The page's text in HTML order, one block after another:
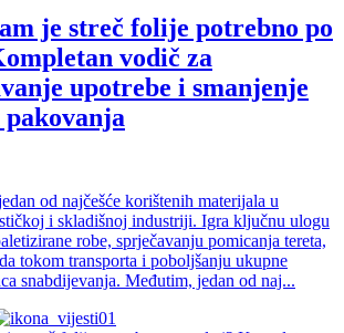
je streč folije potrebno po
vodič za
upotrebe i smanjenje
od najčešće korištenih materijala u
i skladišnoj industriji. Igra ključnu ulogu
robe, sprječavanju pomicanja tereta,
tokom transporta i poboljšanju ukupne
snabdijevanja. Međutim, jedan od naj...